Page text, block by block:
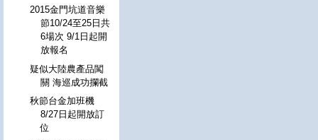
2015金門坑道音樂
節10/24至25日共
6場次 9/1日起開
放報名
疑似大陸農產品闖
關 海巡成功攔截
秋節台金加班機
8/27日起開放訂
位